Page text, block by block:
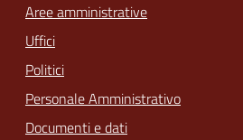
Aree amministrative
Uffici
Politici
Personale Amministrativo
Documenti e dati